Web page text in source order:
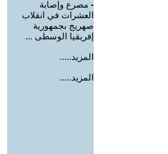
- مصرع وإصابة
العشرات في انقلاب
صهريج بجمهورية
إفريقيا الوسطى ...
المزيد.....
المزيد.....